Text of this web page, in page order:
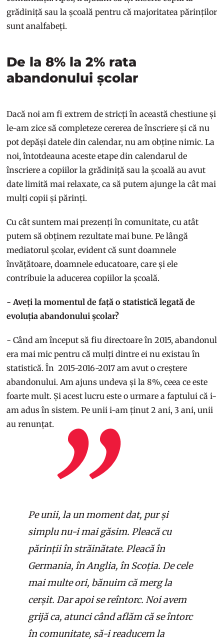
grădiniță sau la școală pentru că majoritatea părinților
sunt analfabeți.
De la 8% la 2% rata
abandonului școlar
Dacă noi am fi extrem de stricți în această chestiune și
le-am zice să completeze cererea de înscriere și că nu
pot depăși datele din calendar, nu am obține nimic. La
noi, întotdeauna aceste etape din calendarul de
înscriere a copiilor la grădiniță sau la școală au avut
date limită mai relaxate, ca să putem ajunge la cât mai
mulți copii și părinți.
Cu cât suntem mai prezenți în comunitate, cu atât
putem să obținem rezultate mai bune. Pe lângă
mediatorul școlar, evident că sunt doamnele
învățătoare, doamnele educatoare, care și ele
contribuie la aducerea copiilor la școală.
- Aveți la momentul de față o statistică legată de
evoluția abandonului școlar?
- Când am început să fiu directoare în 2015, abandonul
era mai mic pentru că mulți dintre ei nu existau în
statistică. În 2015-2016-2017 am avut o creștere
abandonului. Am ajuns undeva și la 8%, ceea ce este
foarte mult. Și acest lucru este o urmare a faptului că i-
am adus în sistem. Pe unii i-am ținut 2 ani, 3 ani, unii
au renunțat.
Pe unii, la un moment dat, pur și
simplu nu-i mai găsim. Pleacă cu
părinții în străinătate. Pleacă în
Germania, în Anglia, în Scoția. De cele
mai multe ori, bănuim că merg la
cerșit. Dar apoi se reîntorc. Noi avem
grijă ca, atunci când aflăm că se întorc
în comunitate, să-i readucem la